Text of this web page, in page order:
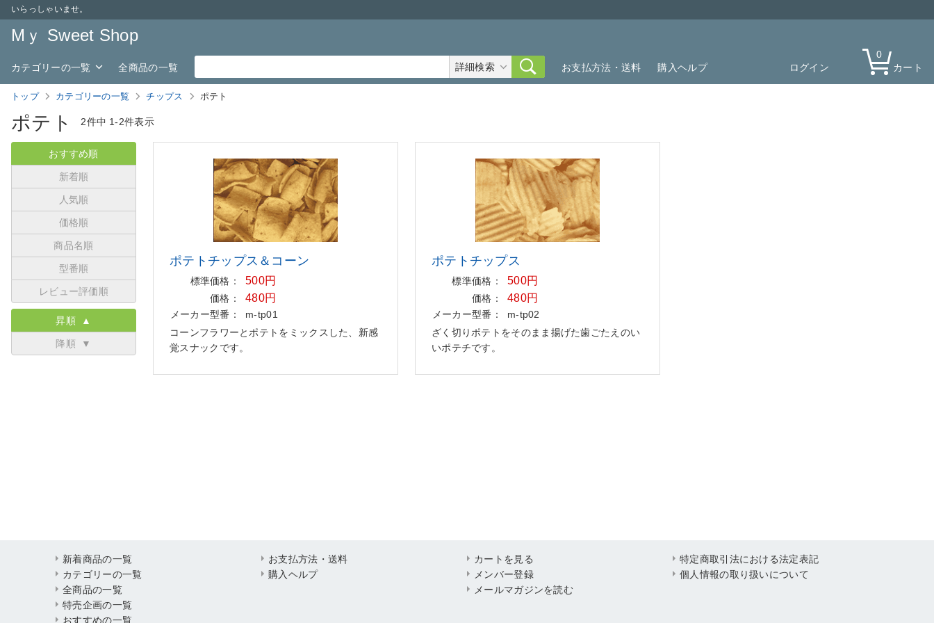
いらっしゃいませ。
Mｙ Sweet Shop
カテゴリーの一覧 全商品の一覧 ログイン カート
0
お支払方法・送料
購入ヘルプ
詳細検索
トップ カテゴリーの一覧 チップス ポテト
ポテト 2件中 1-2件表示
ポテトチップス＆コーン
標準価格： 500円
価格： 480円
メーカー型番：
m-tp01
コーンフラワーとポテトをミックスした、新感
覚スナックです。
ポテトチップス
標準価格： 500円
価格： 480円
メーカー型番：
m-tp02
ざく切りポテトをそのまま揚げた歯ごたえのい
いポテチです。
おすすめ順
新着順
人気順
価格順
商品名順
型番順
レビュー評価順
昇順 ▲
降順 ▼
新着商品の一覧
カテゴリーの一覧
全商品の一覧
特売企画の一覧
おすすめの一覧
お支払方法・送料
購入ヘルプ
カートを見る
メンバー登録
メールマガジンを読む
特定商取引法における法定表記
個人情報の取り扱いについて